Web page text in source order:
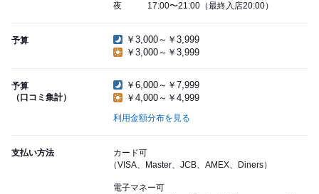
夜 17:00〜21:00（最終入店20:00）
予算
￥3,000～￥3,999
￥3,000～￥3,999
予算
（口コミ集計）
￥6,000～￥7,999
￥4,000～￥4,999
利用金額分布を見る
支払い方法
カード可
（VISA、Master、JCB、AMEX、Diners）
電子マネー可